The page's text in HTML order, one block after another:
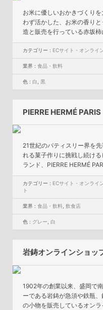
お米に優しいおかきづくり
わず活かした、お米の香り
造と販売を行っている赤坂柿
カテゴリー : ECサイト・オンライ
業界 :食品・飲料
色 :白 ,黒
PIERRE HERMÉ PARIS
21世紀のパティスリー界を
れる菓子作りに挑戦し続け
ランド、PIERRE HERMÉ
カテゴリー : ECサイト・オンライ
ト
業界 :食品・飲料 ,飲食店
色 : グレー ,白
岩鋳オンラインショッ
1902年の創業以来、盛岡で
ーである岩鋳が急須や鉄瓶
の小物を販売しているオン